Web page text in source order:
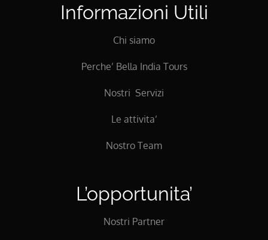
Informazioni Utili
Chi siamo
Perche’ Bella India Tours
Nostri Servizi
Le attivita’
Nostro Team
L’opportunita’
Nostri Partner